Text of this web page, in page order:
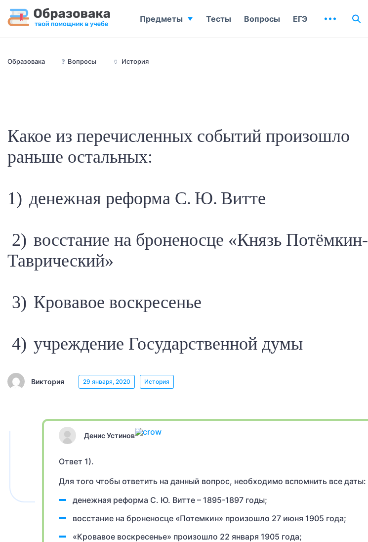
Образовака ❓ Вопросы 🏺 История
Какое из перечисленных событий произошло
раньше остальных:
1) денежная реформа С. Ю. Витте
2) восстание на броненосце «Князь Потёмкин-
Таврический»
3) Кровавое воскресенье
4) учреждение Государственной думы
Виктория 29 января, 2020 История
Денис Устинов
Ответ 1).
Для того чтобы ответить на данный вопрос, необходимо вспомнить все даты:
денежная реформа С. Ю. Витте – 1895-1897 годы;
восстание на броненосце «Потемкин» произошло 27 июня 1905 года;
«Кровавое воскресенье» произошло 22 января 1905 года;
Предметы Тесты Вопросы ЕГЭ